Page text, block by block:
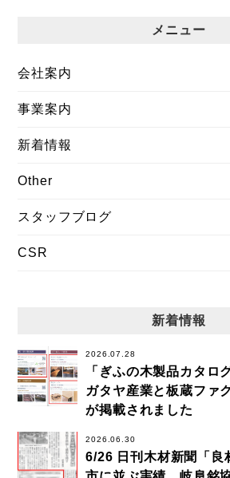
メニュー
会社案内
事業案内
新着情報
Other
スタッフブログ
CSR
新着情報
2026.07.28
「ぎふの木製品カタロ
ガタヤ産業と板蔵ファ
が掲載されました
2026.06.30
6/26 日刊木材新聞「良